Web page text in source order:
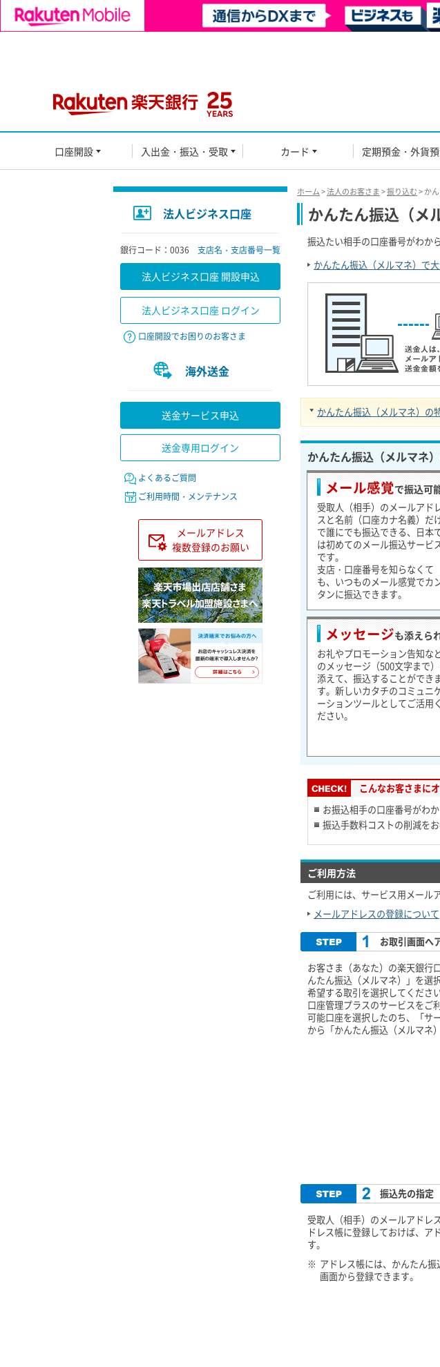
口座開設 入出金・振込・受取 カード 定期預金・外貨
ホーム>法人のお客さま>振り込む> か
かんたん振込（メ
振込たい相手の口座番号がわか
かんたん振込（メルマネ）で
かんたん振込（メルマネ）の
かんたん振込（メルマネ
メール感覚で振込可
受取人（相手）のメールアド
スと名前（口座カナ名義）だ
で誰にでも振込できる、日本
は初めてのメール振込サービ
です。
支店・口座番号を知らなくて
も、いつものメール感覚でカ
タンに振込できます。
メッセージも添えら
お礼やプロモーション告知な
のメッセージ（500文字まで
添えて、振込することができ
す。新しいカタチのコミュニ
ーションツールとしてご活用く
ださい。
こんなお客さまに
お振込相手の口座番号がわ
振込手数料コストの削減を
ご利用方法
ご利用には、サービス用メール
メールアドレスの登録について
お取引画面へ
お客さま（あなた）の楽天銀行
んたん振込（メルマネ）」を選
希望する取引を選択してください
口座管理プラスのサービスをご
可能口座を選択したのち、「サ
から「かんたん振込（メルマネ
振込先の指定
受取人（相手）のメールアドレ
ドレス帳に登録しておけば、ア
す。
※ アドレス帳には、かんたん
画面から登録できます。
法人ビジネス口座
銀行コード：0036 支店名・支店番号一覧
法人ビジネス口座 開設申込
法人ビジネス口座 ログイン
口座開設でお困りのお客さま
海外送金
送金サービス申込
送金専用ログイン
よくあるご質問
ご利用時間・メンテナンス
メールアドレス
複数登録のお願い